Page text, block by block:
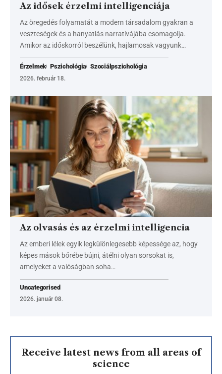
Az idősek érzelmi intelligenciája
Az öregedés folyamatát a modern társadalom gyakran a
veszteségek és a hanyatlás narratívájába csomagolja.
Amikor az időskorról beszélünk, hajlamosak vagyunk…
Érzelmek Pszichológia Szociálpszichológia
2026. február 18.
Az olvasás és az érzelmi intelligencia
Az emberi lélek egyik legkülönlegesebb képessége az, hogy
képes mások bőrébe bújni, átélni olyan sorsokat is,
amelyeket a valóságban soha…
Uncategorised
2026. január 08.
Receive latest news from all areas of
science